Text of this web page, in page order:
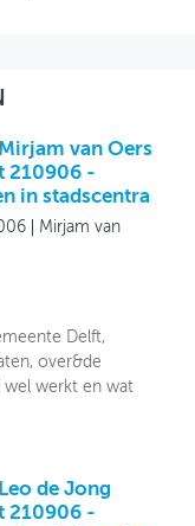
van Oers
210906 -
in stadscentra
Mirjam van
Delft,
over&de
wel werkt en wat
de Jong
210906 -